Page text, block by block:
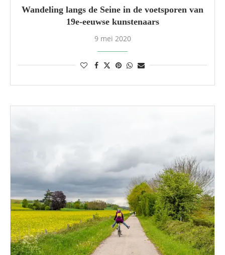
Wandeling langs de Seine in de voetsporen van
19e-eeuwse kunstenaars
9 mei 2020